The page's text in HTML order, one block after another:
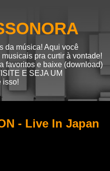
da música! Aqui você
pra curtir à vontade!
favoritos e baixe (download)
E SEJA UM
isso!
- Live In Japan